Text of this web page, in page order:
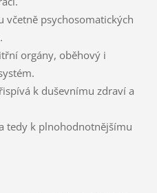
včetně psychosomatických
orgány, oběhový i
k duševnímu zdraví a
tedy k plnohodnotnějšímu